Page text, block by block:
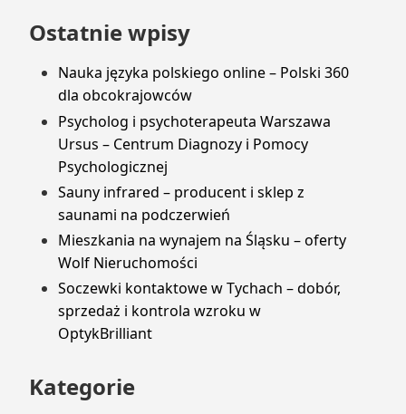
Przejdź
stopki
Ostatnie wpisy
Nauka języka polskiego online – Polski 360
dla obcokrajowców
Psycholog i psychoterapeuta Warszawa
Ursus – Centrum Diagnozy i Pomocy
Psychologicznej
Sauny infrared – producent i sklep z
saunami na podczerwień
Mieszkania na wynajem na Śląsku – oferty
Wolf Nieruchomości
Soczewki kontaktowe w Tychach – dobór,
sprzedaż i kontrola wzroku w
OptykBrilliant
Kategorie